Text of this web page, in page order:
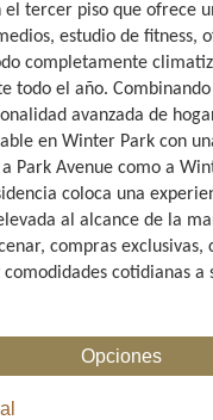
el tercer piso que ofrece
estudio de fitness,
completamente
todo el año.
avanzada de
en Winter Park con
Park Avenue como a
coloca una
al alcance de la
compras exclusivas,
cotidianas a
Opciones